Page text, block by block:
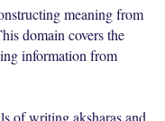
meaning from
domain covers the
information from
of writing aksharas and